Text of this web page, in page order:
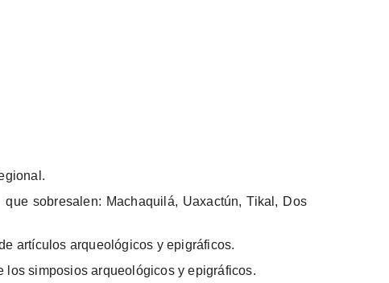
sobresalen: Machaquilá, Uaxactún, Tikal, Dos
artículos arqueológicos y epigráficos.
los simposios arqueológicos y epigráficos.